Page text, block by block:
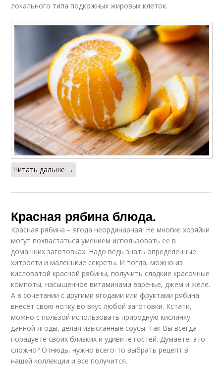
локального типа подкожных жировых клеток.
Читать дальше →
Красная рябина блюда.
Красная рябина – ягода неординарная. Не многие хозяйки
могут похвастаться умением использовать ее в
домашних заготовках. Надо ведь знать определенные
хитрости и маленькие секреты. И тогда, можно из
кисловатой красной рябины, получить сладкие красочные
компоты, насыщенное витаминами варенье, джем и желе.
А в сочетании с другими ягодами или фруктами рябина
внесет свою нотку во вкус любой заготовки. Кстати,
можно с пользой использовать природную кислинку
данной ягоды, делая изысканные соусы. Так Вы всегда
порадуете своих близких и удивите гостей. Думаете, это
сложно? Отнюдь, нужно всего-то выбрать рецепт в
нашей коллекции и все получится.